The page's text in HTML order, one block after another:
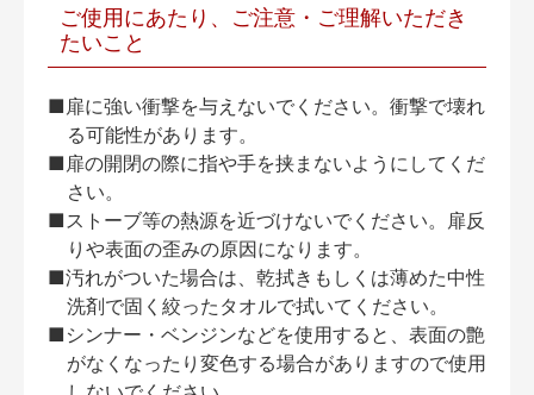
ご使用にあたり、ご注意・ご理解いただき
たいこと
■扉に強い衝撃を与えないでください。衝撃で壊れ
る可能性があります。
■扉の開閉の際に指や手を挟まないようにしてくだ
さい。
■ストーブ等の熱源を近づけないでください。扉反
りや表面の歪みの原因になります。
■汚れがついた場合は、乾拭きもしくは薄めた中性
洗剤で固く絞ったタオルで拭いてください。
■シンナー・ベンジンなどを使用すると、表面の艶
がなくなったり変色する場合がありますので使用